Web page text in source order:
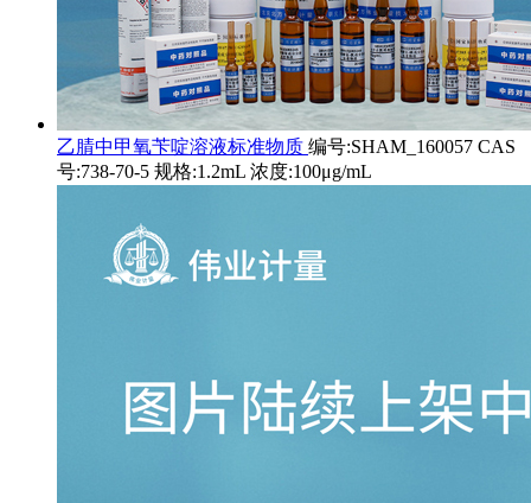
乙腈中甲氧苄啶溶液标准物质 编号:SHAM_160057 CAS
号:738-70-5 规格:1.2mL 浓度:100μg/mL